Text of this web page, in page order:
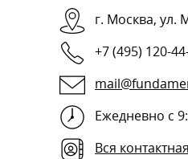
г. Москва, ул.
+7 (495) 120-
Ежедневно с
Вся